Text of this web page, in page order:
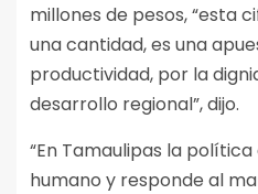
millones de pesos, “esta
una cantidad, es una
productividad, por la
desarrollo regional”, dijo.
“En Tamaulipas la
humano y responde al